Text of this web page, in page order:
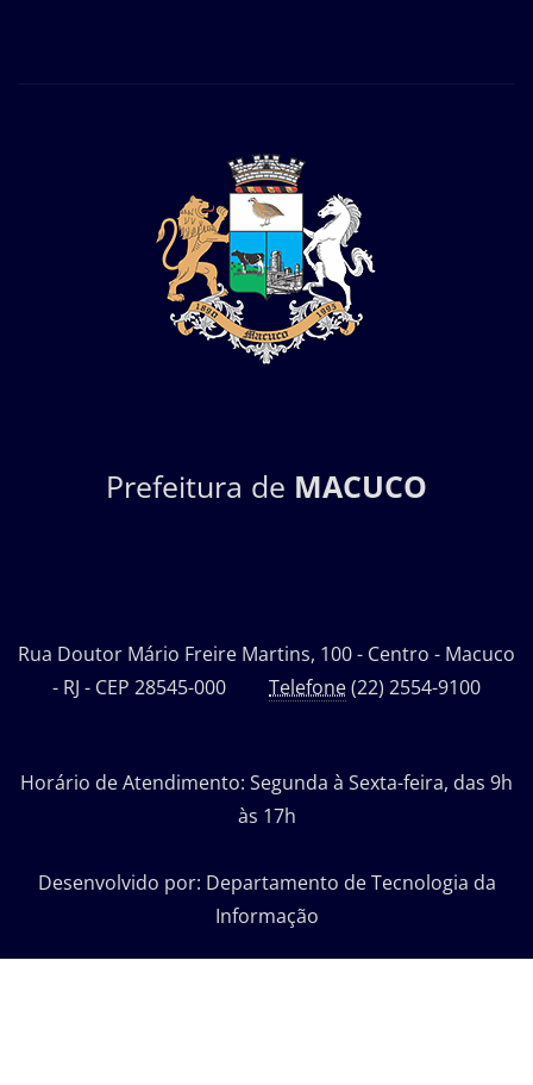
Prefeitura de MACUCO
Rua Doutor Mário Freire Martins, 100 - Centro - Macuco
- RJ - CEP 28545-000 Telefone(22) 2554-9100
Horário de Atendimento: Segunda à Sexta-feira, das 9h
às 17h
Desenvolvido por: Departamento de Tecnologia da
Informação